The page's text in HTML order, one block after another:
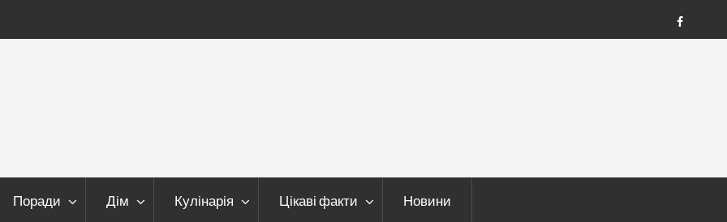
FB
Поради Дім Кулінарія Цікаві факти Новини